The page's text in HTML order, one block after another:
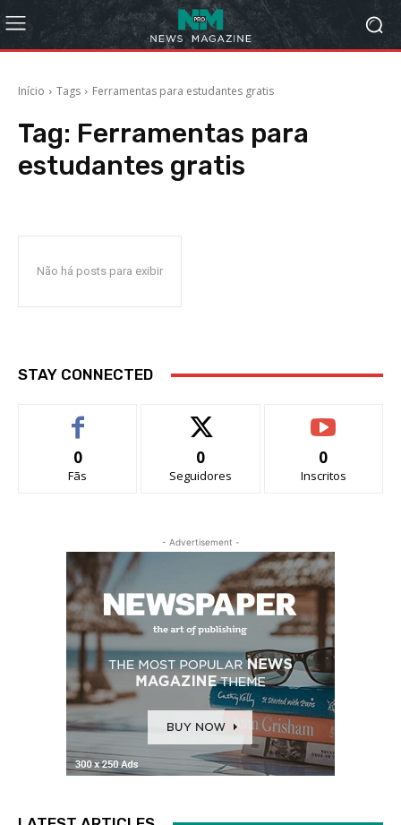
Início Tags Ferramentas para estudantes gratis
Tag: Ferramentas para
estudantes gratis
Não há posts para exibir
STAY CONNECTED
0
Fãs
0
Seguidores
0
Inscritos
- Advertisement -